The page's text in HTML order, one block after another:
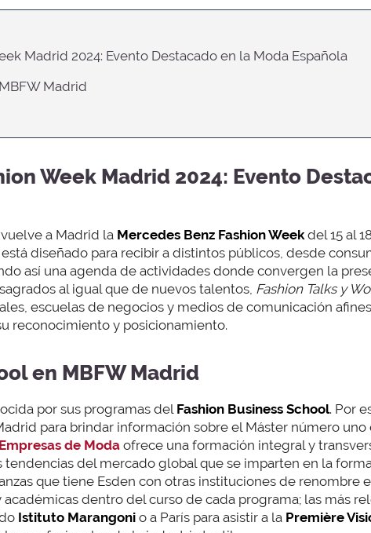
Madrid 2024: Evento Destacado en la Moda Española
Madrid
Week Madrid 2024: Evento
a Madrid la Mercedes Benz Fashion Week del 15 al
diseñado para recibir a distintos públicos, desde
así una agenda de actividades donde convergen la
al igual que de nuevos talentos, Fashion Talks y
escuelas de negocios y medios de comunicación
reconocimiento y posicionamiento.
en MBFW Madrid
por sus programas del Fashion Business School. Por
para brindar información sobre el Máster número uno
de Moda ofrece una formación integral y
tendencias del mercado global que se imparten en la
que tiene Esden con otras instituciones de renombre
dentro del curso de cada programa; las más
Istituto Marangoni o a París para asistir a la Première